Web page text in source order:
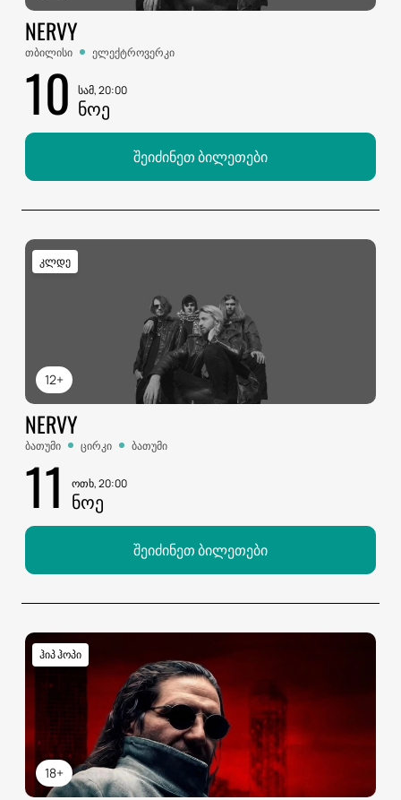
NERVY
თბილისი ელექტროვერკი
10 სამ, 20:00
ᲜᲝᲔ
შეიძინეთ ბილეთები
12+
კლდე
NERVY
ბათუმი ცირკი ბათუმი
11 ოთხ, 20:00
ᲜᲝᲔ
შეიძინეთ ბილეთები
18+
ჰიპ ჰოპი